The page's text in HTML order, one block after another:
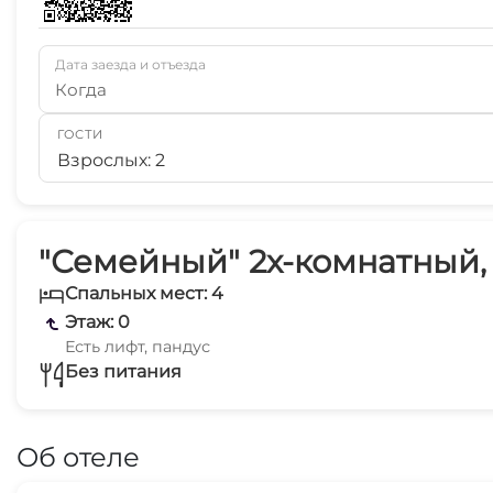
"Семейный" 2х-комнатный,
Спальных мест: 4
Этаж: 0
Есть лифт, пандус
Без питания
Об отеле
Дата заезда и отъезда
Когда
ГОСТИ
Взрослых: 2